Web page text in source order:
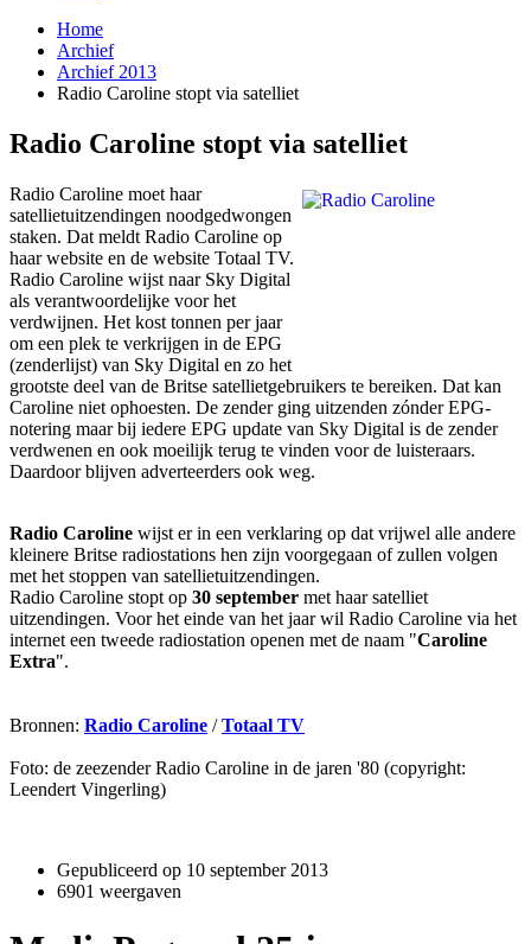
Home
Archief
Archief 2013
Radio Caroline stopt via satelliet
Radio Caroline stopt via satelliet
Radio Caroline moet haar
satellietuitzendingen noodgedwongen
staken. Dat meldt Radio Caroline op
haar website en de website Totaal TV.
Radio Caroline wijst naar Sky Digital
als verantwoordelijke voor het
verdwijnen. Het kost tonnen per jaar
om een plek te verkrijgen in de EPG
(zenderlijst) van Sky Digital en zo het
grootste deel van de Britse satellietgebruikers te bereiken. Dat kan
Caroline niet ophoesten. De zender ging uitzenden zónder EPG-
notering maar bij iedere EPG update van Sky Digital is de zender
verdwenen en ook moeilijk terug te vinden voor de luisteraars.
Daardoor blijven adverteerders ook weg.
Radio Caroline wijst er in een verklaring op dat vrijwel alle andere
kleinere Britse radiostations hen zijn voorgegaan of zullen volgen
met het stoppen van satellietuitzendingen.
Radio Caroline stopt op 30 september met haar satelliet
uitzendingen. Voor het einde van het jaar wil Radio Caroline via het
internet een tweede radiostation openen met de naam "Caroline
Extra".
Bronnen: Radio Caroline /Totaal TV
Foto: de zeezender Radio Caroline in de jaren '80 (copyright:
Leendert Vingerling)
Gepubliceerd op 10 september 2013
6901 weergaven